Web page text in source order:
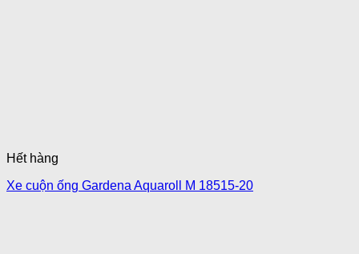
Hết hàng
Xe cuộn ống Gardena Aquaroll M 18515-20